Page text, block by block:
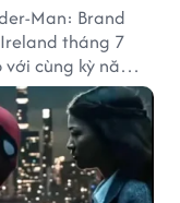
Man: Brand
tháng 7
cùng kỳ năm